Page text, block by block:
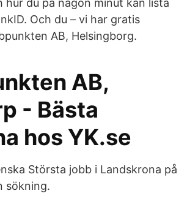
hur du på någon minut kan lista
Och du – vi har gratis
AB, Helsingborg.
AB,
- Bästa
hos YK.se
Största jobb i Landskrona på
sökning.